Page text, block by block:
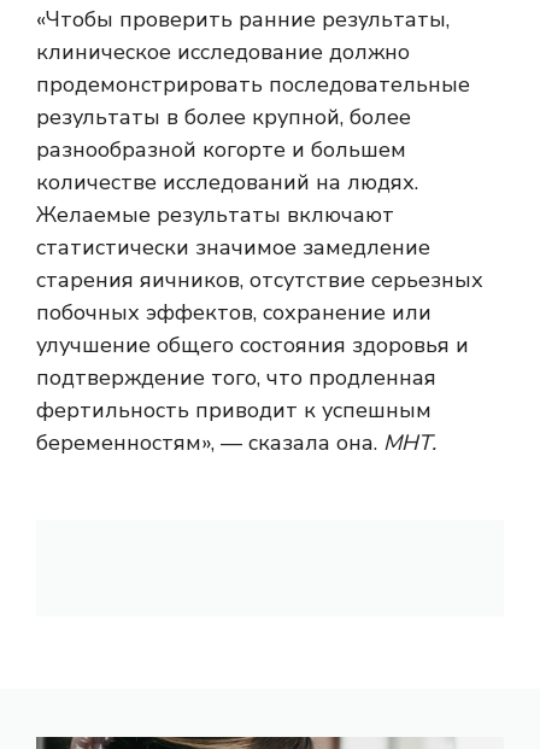
«Чтобы проверить ранние результаты,
клиническое исследование должно
продемонстрировать последовательные
результаты в более крупной, более
разнообразной когорте и большем
количестве исследований на людях.
Желаемые результаты включают
статистически значимое замедление
старения яичников, отсутствие серьезных
побочных эффектов, сохранение или
улучшение общего состояния здоровья и
подтверждение того, что продленная
фертильность приводит к успешным
беременностям», — сказала она. МНТ.